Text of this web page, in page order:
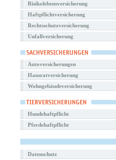
Risikolebensversicherung
Haftpflichtversicherung
Rechtsschutzversicherung
Unfallversicherung
Autoversicherungen
Hausratversicherung
Wohngebäudeversicherung
Hundehaftpflicht
Pferdehaftpflicht
Datenschutz